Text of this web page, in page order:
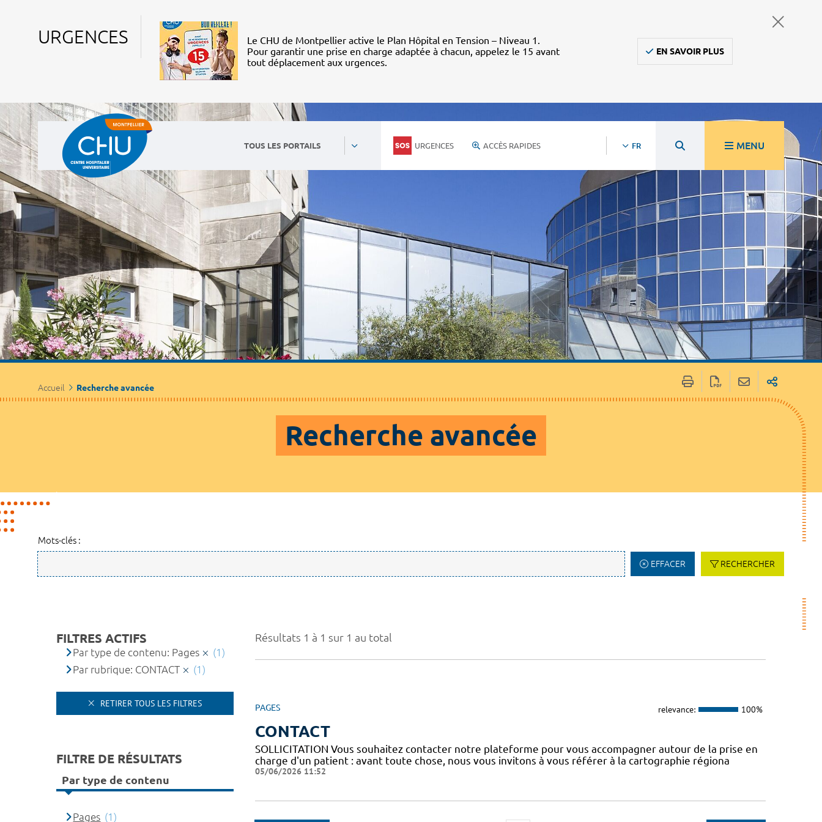
URGENCES
Le CHU de Montpellier active le Plan Hôpital en Tension – Niveau 1.
Pour garantir une prise en charge adaptée à chacun, appelez le 15 avant
tout déplacement aux urgences.
EN SAVOIR PLUS
TOUS LES PORTAILS URGENCES ACCÈS RAPIDES FR MENU
Accueil Recherche avancée
Recherche avancée
Mots-clés :
EFFACER RECHERCHER
Résultats 1 à 1 sur 1 au total
PAGES relevance: 100%
CONTACT
SOLLICITATION Vous souhaitez contacter notre plateforme pour vous accompagner autour de la prise en
charge d'un patient : avant toute chose, nous vous invitons à vous référer à la cartographie régiona
05/06/2026 11:52
FILTRES ACTIFS
Par type de contenu: Pages
(1)
Par rubrique: CONTACT
(1)
RETIRER TOUS LES FILTRES
FILTRE DE RÉSULTATS
Par type de contenu
Pages (1)